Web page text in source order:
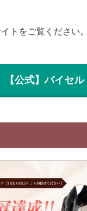
トをご覧ください。
【公式】バイセル